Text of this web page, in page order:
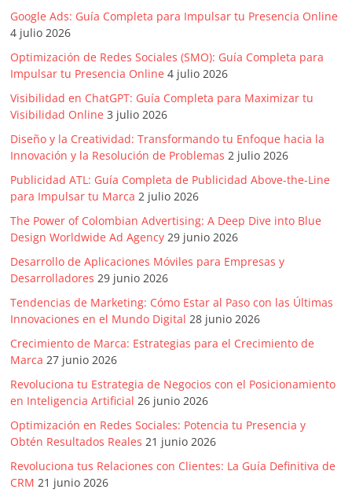
Empresas,
Negocios,
Tendencias,
Trendings,
Dinero,
Economía,
Diseño
Web,
Móviles,
Estrategias
Digitales,
Estrategias
Alianzas,
Innovación,
Tecnología,
Noticias,
Artículos,
Gente,
Contenidos
de
Calidad,
Eventos
de
Google Ads: Guía Completa para Impulsar tu Presencia Online
4 julio 2026
Optimización de Redes Sociales (SMO): Guía Completa para
Impulsar tu Presencia Online 4 julio 2026
Visibilidad en ChatGPT: Guía Completa para Maximizar tu
Visibilidad Online 3 julio 2026
Diseño y la Creatividad: Transformando tu Enfoque hacia la
Innovación y la Resolución de Problemas 2 julio 2026
Publicidad ATL: Guía Completa de Publicidad Above-the-Line
para Impulsar tu Marca 2 julio 2026
The Power of Colombian Advertising: A Deep Dive into Blue
Design Worldwide Ad Agency 29 junio 2026
Desarrollo de Aplicaciones Móviles para Empresas y
Desarrolladores 29 junio 2026
Tendencias de Marketing: Cómo Estar al Paso con las Últimas
Innovaciones en el Mundo Digital 28 junio 2026
Crecimiento de Marca: Estrategias para el Crecimiento de
Marca 27 junio 2026
Revoluciona tu Estrategia de Negocios con el Posicionamiento
en Inteligencia Artificial 26 junio 2026
Optimización en Redes Sociales: Potencia tu Presencia y
Obtén Resultados Reales 21 junio 2026
Revoluciona tus Relaciones con Clientes: La Guía Definitiva de
CRM 21 junio 2026